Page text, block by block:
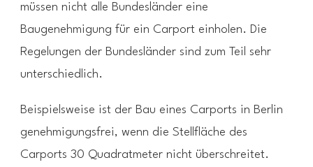
müssen nicht alle Bundesländer eine
Baugenehmigung für ein Carport einholen. Die
Regelungen der Bundesländer sind zum Teil sehr
unterschiedlich.
Beispielsweise ist der Bau eines Carports in Berlin
genehmigungsfrei, wenn die Stellfläche des
Carports 30 Quadratmeter nicht überschreitet.